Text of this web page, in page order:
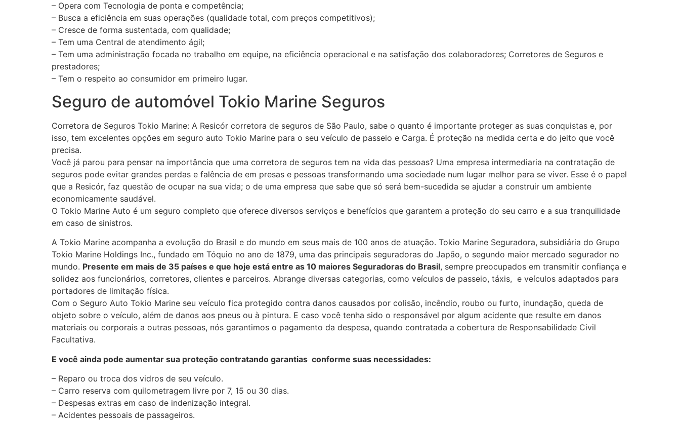
– Opera com Tecnologia de ponta e competência;
– Busca a eficiência em suas operações (qualidade total, com preços competitivos);
– Cresce de forma sustentada, com qualidade;
– Tem uma Central de atendimento ágil;
– Tem uma administração focada no trabalho em equipe, na eficiência operacional e na satisfação dos colaboradores; Corretores de Seguros e
prestadores;
– Tem o respeito ao consumidor em primeiro lugar.
Seguro de automóvel Tokio Marine Seguros
Corretora de Seguros Tokio Marine: A Resicór corretora de seguros de São Paulo, sabe o quanto é importante proteger as suas conquistas e, por
isso, tem excelentes opções em seguro auto Tokio Marine para o seu veículo de passeio e Carga. É proteção na medida certa e do jeito que você
precisa.
Você já parou para pensar na importância que uma corretora de seguros tem na vida das pessoas? Uma empresa intermediaria na contratação de
seguros pode evitar grandes perdas e falência de em presas e pessoas transformando uma sociedade num lugar melhor para se viver. Esse é o papel
que a Resicór, faz questão de ocupar na sua vida; o de uma empresa que sabe que só será bem-sucedida se ajudar a construir um ambiente
economicamente saudável.
O Tokio Marine Auto é um seguro completo que oferece diversos serviços e benefícios que garantem a proteção do seu carro e a sua tranquilidade
em caso de sinistros.
A Tokio Marine acompanha a evolução do Brasil e do mundo em seus mais de 100 anos de atuação. Tokio Marine Seguradora, subsidiária do Grupo
Tokio Marine Holdings Inc., fundado em Tóquio no ano de 1879, uma das principais seguradoras do Japão, o segundo maior mercado segurador no
mundo. Presente em mais de 35 países e que hoje está entre as 10 maiores Seguradoras do Brasil, sempre preocupados em transmitir confiança e
solidez aos funcionários, corretores, clientes e parceiros. Abrange diversas categorias, como veículos de passeio, táxis, e veículos adaptados para
portadores de limitação física.
Com o Seguro Auto Tokio Marine seu veículo fica protegido contra danos causados por colisão, incêndio, roubo ou furto, inundação, queda de
objeto sobre o veículo, além de danos aos pneus ou à pintura. E caso você tenha sido o responsável por algum acidente que resulte em danos
materiais ou corporais a outras pessoas, nós garantimos o pagamento da despesa, quando contratada a cobertura de Responsabilidade Civil
Facultativa.
E você ainda pode aumentar sua proteção contratando garantias conforme suas necessidades:
– Reparo ou troca dos vidros de seu veículo.
– Carro reserva com quilometragem livre por 7, 15 ou 30 dias.
– Despesas extras em caso de indenização integral.
– Acidentes pessoais de passageiros.